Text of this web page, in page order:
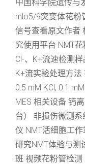
中国科学院遗传与
mlo5/9突变体花粉
信号查看原文作者
究使用平台 NMT花
Cl-、K+流速检测样
K+流实验处理方
0.5 mM KCl, 0.1
MES 相关设备 钙
台） 非损伤微测
仪 NMT活细胞工
研究NMT体验与测
班 视频花粉管检测